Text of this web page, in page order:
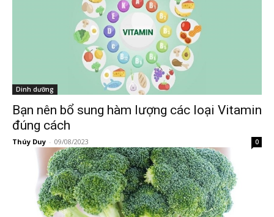
Dinh dưỡng
Bạn nên bổ sung hàm lượng các loại Vitamin
đúng cách
Thúy Duy - 09/08/2023 0